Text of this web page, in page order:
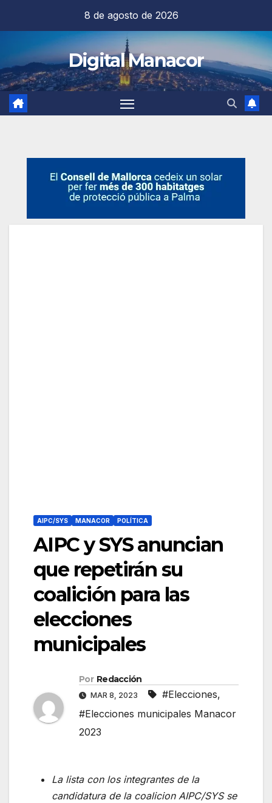
contenido
8 de agosto de 2026
Digital Manacor
AIPC/SYS MANACOR POLÍTICA
AIPC y SYS anuncian
que repetirán su
coalición para las
elecciones
municipales
Por Redacción
MAR 8, 2023 #Elecciones,
#Elecciones municipales Manacor
2023
La lista con los integrantes de la
candidatura de la coalicion AIPC/SYS se